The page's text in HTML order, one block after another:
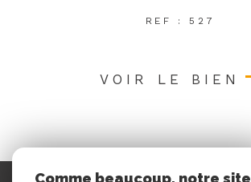
REF : 527
VOIR LE BIEN
Comme beaucoup, notre site